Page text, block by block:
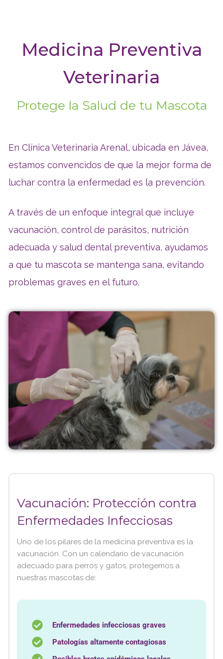
Medicina Preventiva
Veterinaria
Protege la Salud de tu Mascota
En Clínica Veterinaria Arenal, ubicada en Jávea,
estamos convencidos de que la mejor forma de
luchar contra la enfermedad es la prevención.
A través de un enfoque integral que incluye
vacunación, control de parásitos, nutrición
adecuada y salud dental preventiva, ayudamos
a que tu mascota se mantenga sana, evitando
problemas graves en el futuro.
Vacunación: Protección contra
Enfermedades Infecciosas
Uno de los pilares de la medicina preventiva es la
vacunación. Con un calendario de vacunación
adecuado para perros y gatos, protegemos a
nuestras mascotas de:
Enfermedades infecciosas graves
Patologías altamente contagiosas